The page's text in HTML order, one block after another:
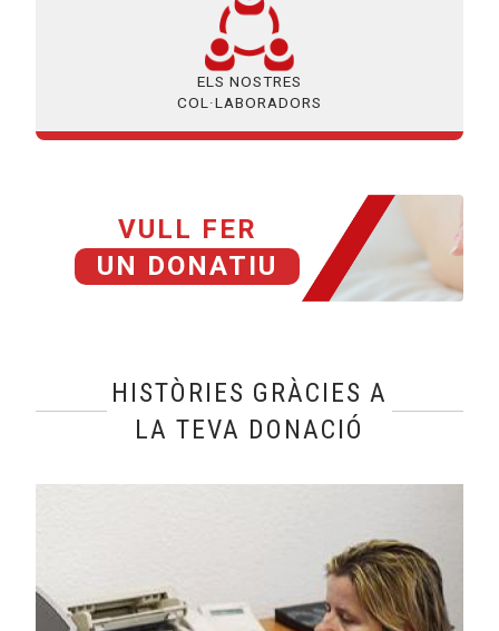
ELS NOSTRES
COL·LABORADORS
VULL FER
UN DONATIU
HISTÒRIES GRÀCIES A
LA TEVA DONACIÓ